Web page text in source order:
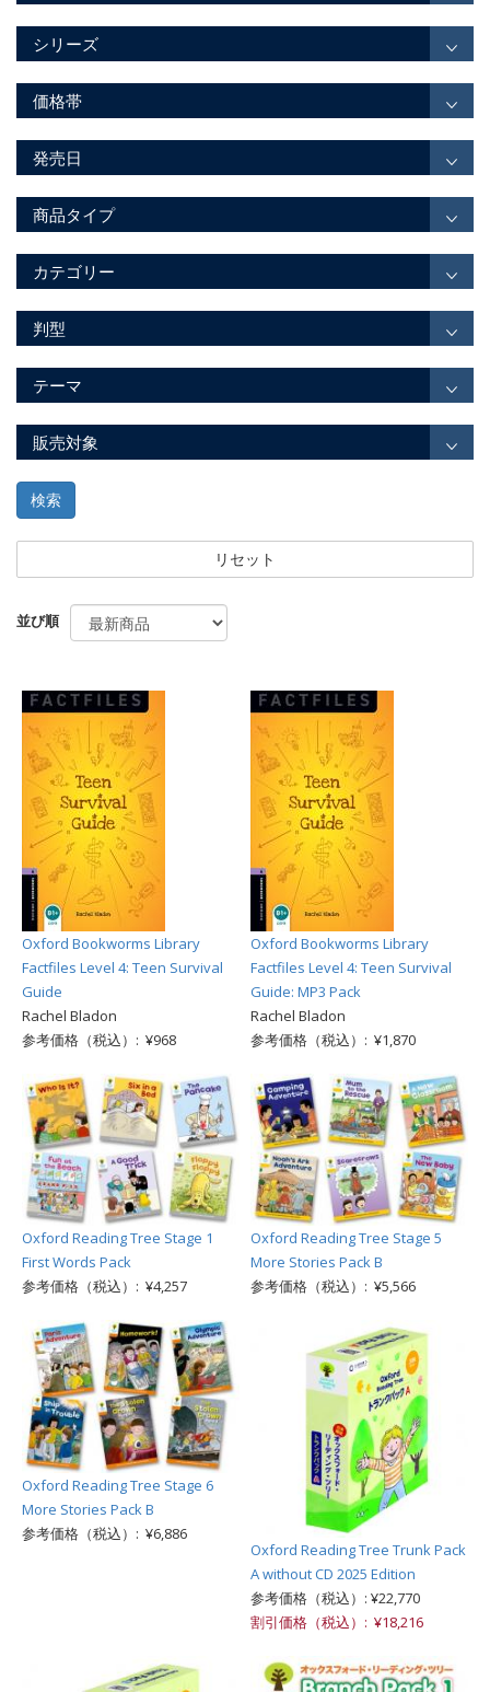
シリーズ
価格帯
発売日
商品タイプ
カテゴリー
判型
テーマ
販売対象
検索
リセット
並び順
Oxford Bookworms Library
Factfiles Level 4: Teen Survival
Guide
Rachel Bladon
参考価格（税込）: ¥968
Oxford Bookworms Library
Factfiles Level 4: Teen Survival
Guide: MP3 Pack
Rachel Bladon
参考価格（税込）: ¥1,870
Oxford Reading Tree Stage 1
First Words Pack
参考価格（税込）: ¥4,257
Oxford Reading Tree Stage 5
More Stories Pack B
参考価格（税込）: ¥5,566
Oxford Reading Tree Stage 6
More Stories Pack B
参考価格（税込）: ¥6,886
Oxford Reading Tree Trunk Pack
A without CD 2025 Edition
参考価格（税込）: ¥22,770
割引価格（税込）: ¥18,216